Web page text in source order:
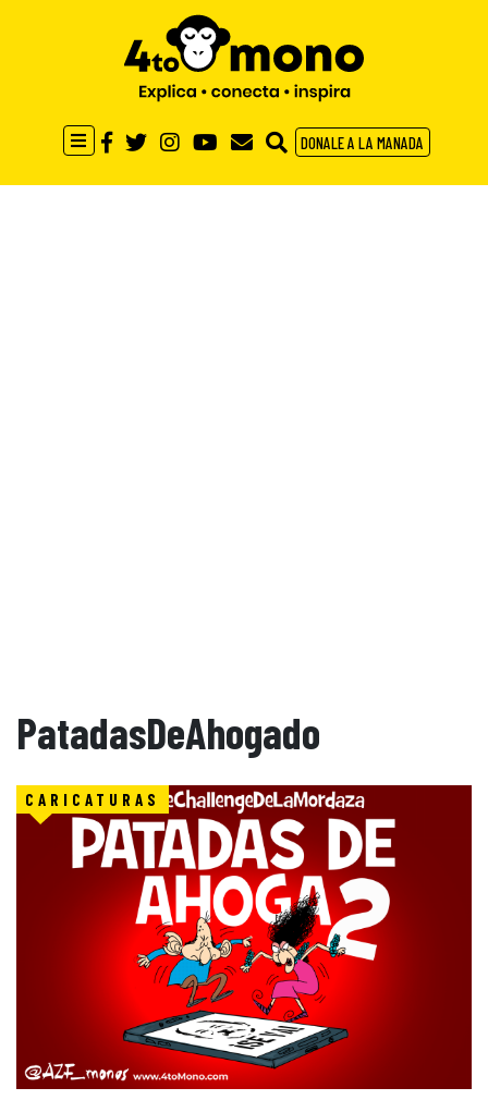
DONALE A LA MANADA
PatadasDeAhogado
CARICATURAS